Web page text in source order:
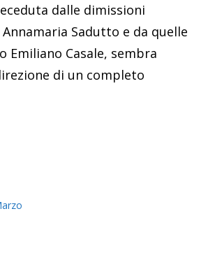
dalle dimissioni
Annamaria Sadutto e da quelle
Emiliano Casale, sembra
di un completo